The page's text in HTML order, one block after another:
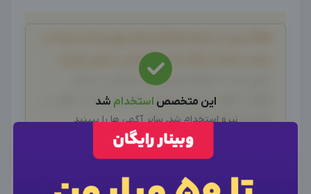
صحت خدمات ارائه شده، اطمینان حاصل نمایید.
بدیهی است دیدوگرام هیچ نوع مسئولیتی در قبال
اظهارات آگهی نداشته و صحت موارد ذکر شده در آگهی، بر
عهده فرد آگهی دهنده می باشد.
این متخصص استخدام شد
نیرو استخدام شد، سایر آگهی ها را ببینید
سایر متخصصین
اطلاعات تماس
ورود به حساب کاربری